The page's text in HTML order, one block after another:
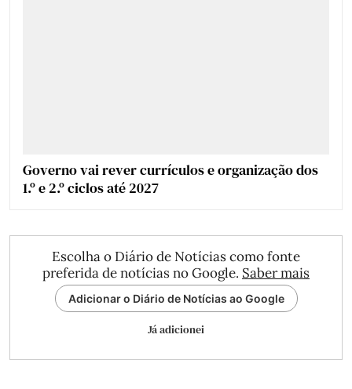
Governo vai rever currículos e organização dos
1.º e 2.º ciclos até 2027
Escolha o Diário de Notícias como fonte
preferida de notícias no Google. Saber mais
Adicionar o Diário de Notícias ao Google
Já adicionei